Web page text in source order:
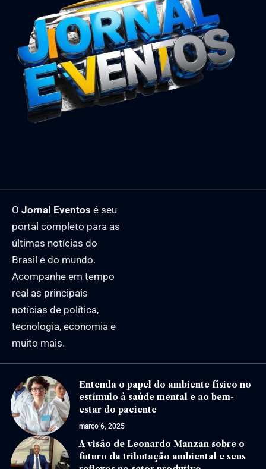
O Jornal Eventos é seu
portal completo para as
últimas notícias do
Brasil e do mundo.
Acompanhe em tempo
real as principais
notícias de política,
tecnologia, economia e
muito mais.
Entenda o papel do ambiente físico no
estímulo à saúde mental e ao bem-
estar do paciente
março 6, 2025
A visão de Leonardo Manzan sobre o
futuro da tributação ambiental e seus